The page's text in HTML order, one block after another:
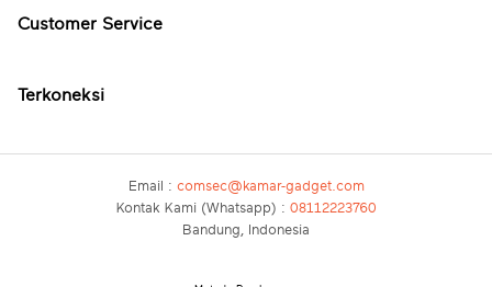
Customer Service
Terkoneksi
Email : comsec@kamar-gadget.com
Kontak Kami (Whatsapp) : 08112223760
Bandung, Indonesia